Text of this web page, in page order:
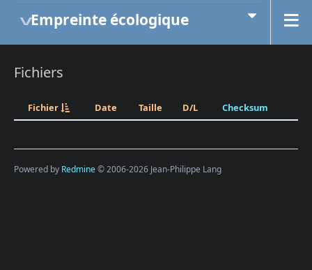
Empreinte écologique
Fichiers
Fichier Date Taille D/L Checksum
Powered by Redmine© 2006-2026 Jean-Philippe Lang